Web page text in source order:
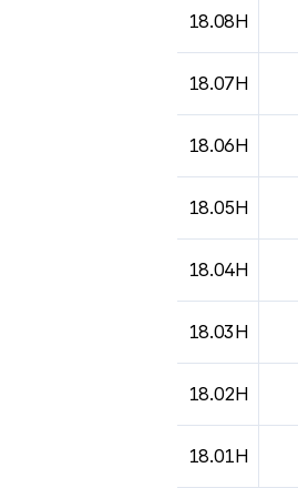
18.08H
18.07H
18.06H
18.05H
18.04H
18.03H
18.02H
18.01H